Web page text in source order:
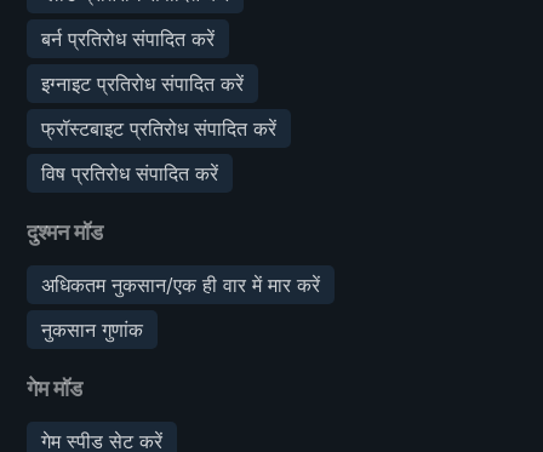
बर्न प्रतिरोध संपादित करें
इग्नाइट प्रतिरोध संपादित करें
फ्रॉस्टबाइट प्रतिरोध संपादित करें
विष प्रतिरोध संपादित करें
दुश्मन मॉड
अधिकतम नुकसान/एक ही वार में मार करें
नुकसान गुणांक
गेम मॉड
गेम स्पीड सेट करें